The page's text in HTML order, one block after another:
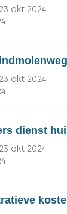
23 okt 2024
23 okt 2024
dienst
23 okt 2024